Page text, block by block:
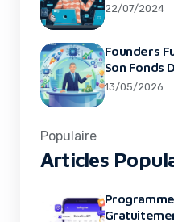
22/07/2024
Founders
Son Fonds
13/05/2026
Populaire
Articles